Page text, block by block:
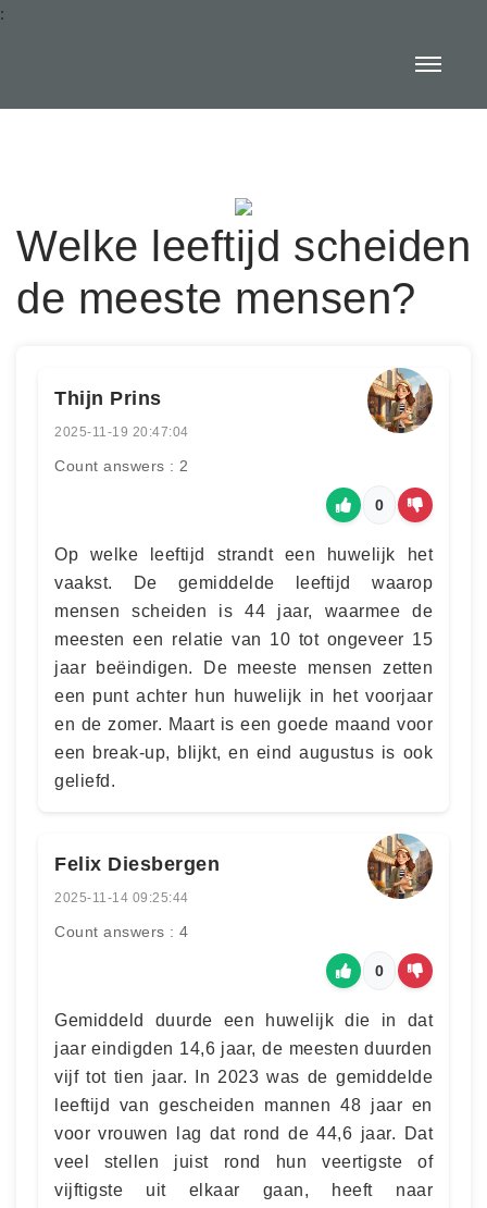
:
Welke leeftijd scheiden
de meeste mensen?
Thijn Prins
2025-11-19 20:47:04
Count answers : 2
0
Op welke leeftijd strandt een huwelijk het
vaakst. De gemiddelde leeftijd waarop
mensen scheiden is 44 jaar, waarmee de
meesten een relatie van 10 tot ongeveer 15
jaar beëindigen. De meeste mensen zetten
een punt achter hun huwelijk in het voorjaar
en de zomer. Maart is een goede maand voor
een break-up, blijkt, en eind augustus is ook
geliefd.
Felix Diesbergen
2025-11-14 09:25:44
Count answers : 4
0
Gemiddeld duurde een huwelijk die in dat
jaar eindigden 14,6 jaar, de meesten duurden
vijf tot tien jaar. In 2023 was de gemiddelde
leeftijd van gescheiden mannen 48 jaar en
voor vrouwen lag dat rond de 44,6 jaar. Dat
veel stellen juist rond hun veertigste of
vijftigste uit elkaar gaan, heeft naar